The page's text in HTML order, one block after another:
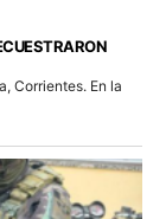
Corrientes. En la